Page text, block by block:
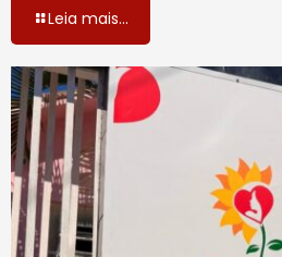
Leia mais...